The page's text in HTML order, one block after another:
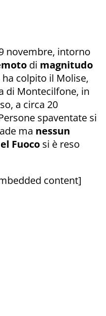
novembre, intorno
di magnitudo
ha colpito il Molise,
di Montecilfone, in
a circa 20
spaventate si
ma nessun
Fuoco si è reso
content]